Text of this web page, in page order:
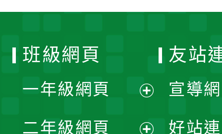
班級網頁
一年級網頁
二年級網頁
友站
宣導
好站